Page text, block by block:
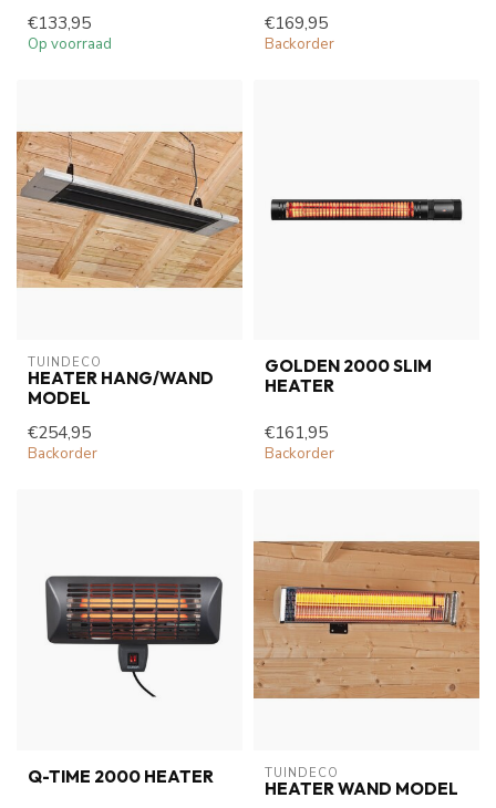
€133,95
Op voorraad
€169,95
Backorder
TUINDECO
HEATER HANG/WAND
MODEL
€254,95
Backorder
GOLDEN 2000 SLIM
HEATER
€161,95
Backorder
Q-TIME 2000 HEATER TUINDECO
HEATER WAND MODEL